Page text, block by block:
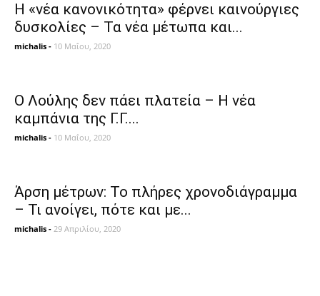
Η «νέα κανονικότητα» φέρνει καινούργιες
δυσκολίες – Τα νέα μέτωπα και...
michalis - 10 Μαΐου, 2020
Ο Λούλης δεν πάει πλατεία – H νέα
καμπάνια της Γ.Γ....
michalis - 10 Μαΐου, 2020
Άρση μέτρων: Το πλήρες χρονοδιάγραμμα
– Τι ανοίγει, πότε και με...
michalis - 29 Απριλίου, 2020